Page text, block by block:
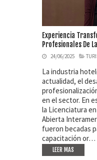
Experiencia
Profesionales De
24/06/2025
La industria
actualidad, el
en el sector. En
la Licenciatura
Abierta
fueron becadas
capacitación or…
LEER MAS